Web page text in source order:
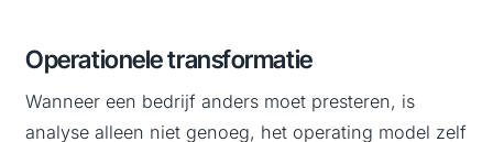
Operationele transformatie
Wanneer een bedrijf anders moet presteren, is
analyse alleen niet genoeg, het operating model zelf